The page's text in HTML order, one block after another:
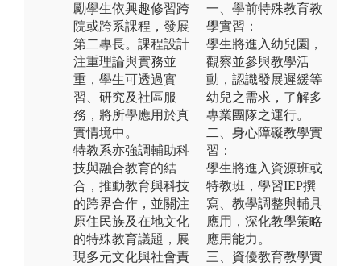
勵學生依興趣修習跨
院或跨系課程，發展
第二專長。課程設計
注重理論與實務並
重，學生可透過實
習、研究及社區服
務，將所學應用於真
實情境中。
特教系亦強調輔助科
技與融合教育的結
合，推動教育與科技
的跨界合作，並關注
原住民族及在地文化
的特殊教育議題，展
現多元文化與社會責
一、學前特殊教育教
學實習：
學生將進入幼兒園，
觀察並參與教學活
動，認識發展遲緩等
幼兒之需求，了解多
專業團隊之運行。
二、身心障礙教學實
習：
學生將進入資源班或
特教班，學習IEP撰
寫、教學調整與輔具
應用，深化教學策略
應用能力。
三、資優教育教學實